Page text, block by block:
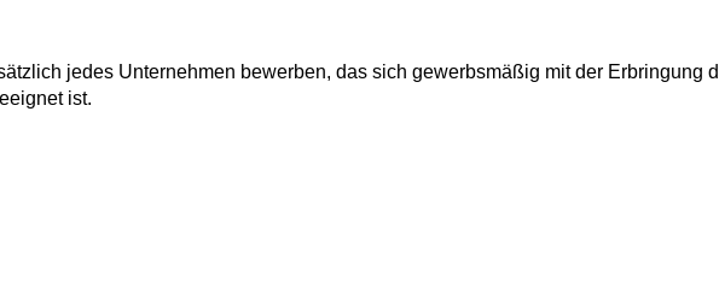
jedes Unternehmen bewerben, das sich gewerbsmäßig mit der Erbringung
ist.